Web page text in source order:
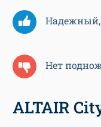
Нет
ALTAIR